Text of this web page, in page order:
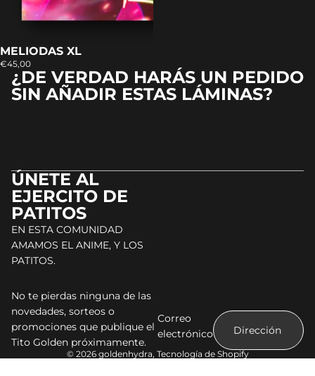
MELIODAS XL
€45,00
¿DE VERDAD HARÁS UN PEDIDO
SIN AÑADIR ESTAS LÁMINAS?
ÚNETE AL
EJERCITO DE
PATITOS
EN ESTA COMUNIDAD
AMAMOS EL ANIME, Y LOS
PATITOS.
No te pierdas ninguna de las
novedades, sorteos o
promociones que publique el
Tito Golden próximamente.
Correo
electrónico
© 2026 goldenhydra, Tecnología de Shopify